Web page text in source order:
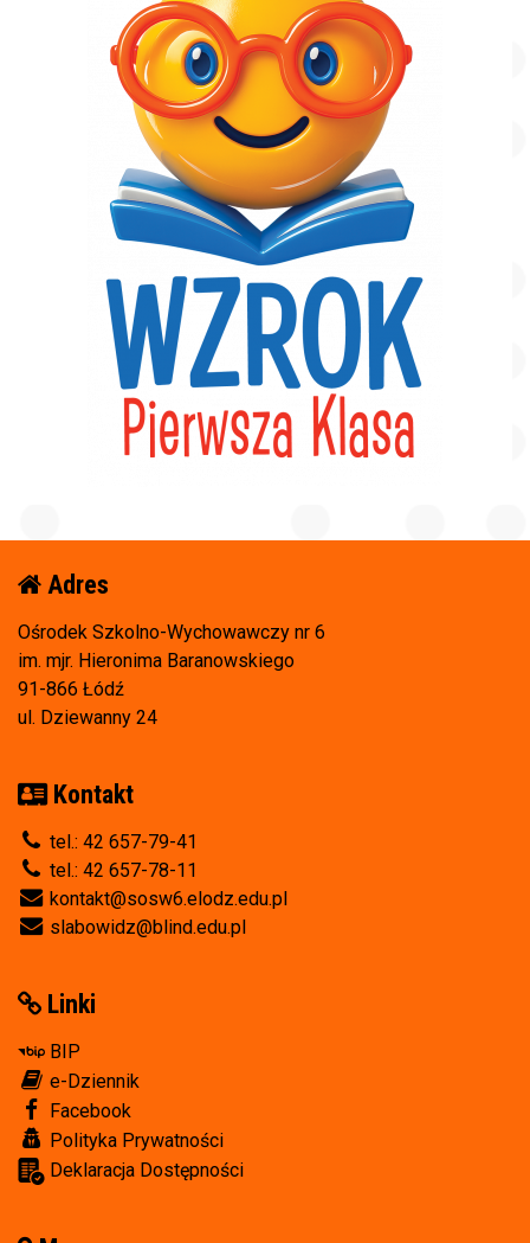
Adres
Ośrodek Szkolno-Wychowawczy nr 6
im. mjr. Hieronima Baranowskiego
91-866 Łódź
ul. Dziewanny 24
Kontakt
tel.: 42 657-79-41
tel.: 42 657-78-11
kontakt@sosw6.elodz.edu.pl
slabowidz@blind.edu.pl
Linki
BIP
e-Dziennik
Facebook
Polityka Prywatności
Deklaracja Dostępności